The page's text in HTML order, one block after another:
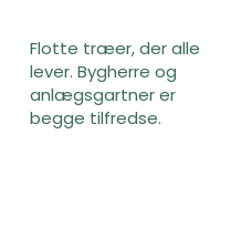
Flotte træer, der alle
lever. Bygherre og
anlægsgartner er
begge tilfredse.